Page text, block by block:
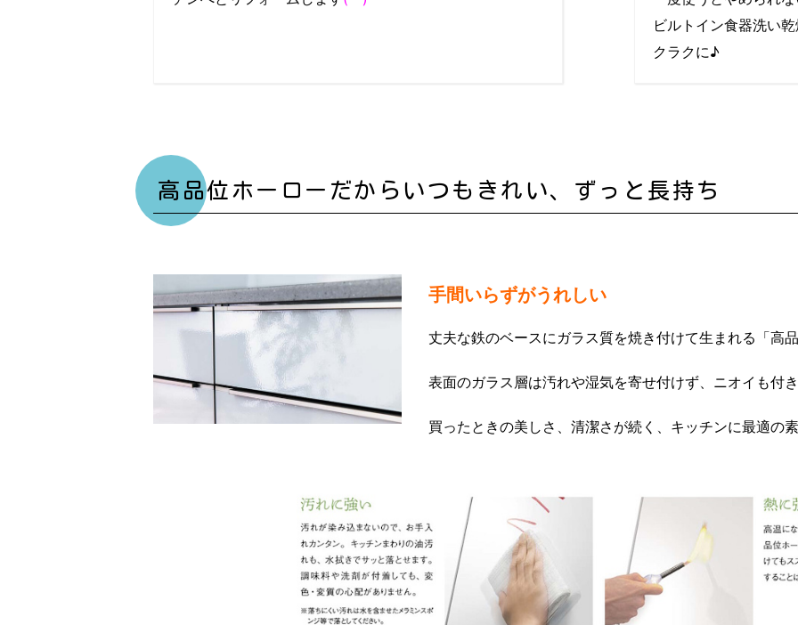
ビルトイン食器洗い
クラクに♪
高品位ホーローだからいつもきれい、ずっと長持ち
手間いらずがうれしい
丈夫な鉄のベースにガラス質を焼き付けて生まれる「高
表面のガラス層は汚れや湿気を寄せ付けず、ニオイも付
買ったときの美しさ、清潔さが続く、キッチンに最適の